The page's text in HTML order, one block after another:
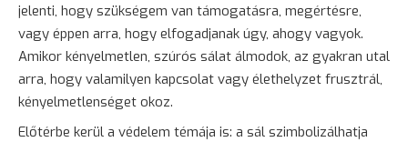
jelenti, hogy szükségem van támogatásra, megértésre,
vagy éppen arra, hogy elfogadjanak úgy, ahogy vagyok.
Amikor kényelmetlen, szúrós sálat álmodok, az gyakran utal
arra, hogy valamilyen kapcsolat vagy élethelyzet frusztrál,
kényelmetlenséget okoz.
Előtérbe kerül a védelem témája is: a sál szimbolizálhatja